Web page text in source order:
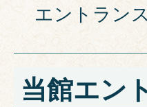
エントランス
当館エン